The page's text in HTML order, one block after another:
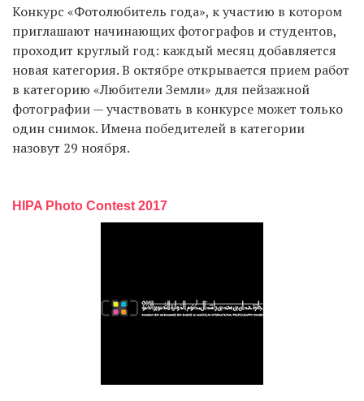
Конкурс «Фотолюбитель года», к участию в котором
приглашают начинающих фотографов и студентов,
проходит круглый год: каждый месяц добавляется
новая категория. В октябре открывается прием работ
в категорию «Любители Земли» для пейзажной
фотографии — участвовать в конкурсе может только
один снимок. Имена победителей в категории
назовут 29 ноября.
HIPA Photo Contest 2017